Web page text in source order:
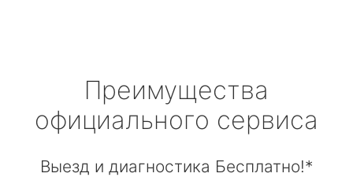
Преимущества
официального сервиса
Выезд и диагностика Бесплатно!*